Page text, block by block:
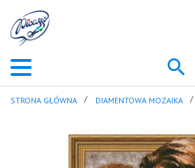
STRONA GŁÓWNA DIAMENTOWA MOZAIKA